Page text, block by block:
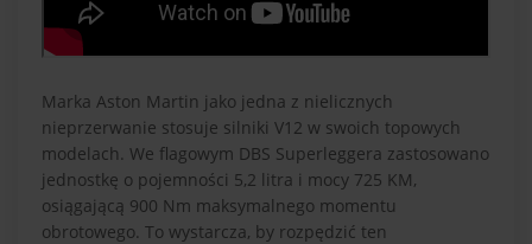
Marka Aston Martin jako jedna z nielicznych
nieprzerwanie stosuje silniki V12 w swoich topowych
modelach. We flagowym DBS Superleggera zastosowano
jednostkę o pojemności 5,2 litra i mocy 725 KM,
osiągającą 900 Nm maksymalnego momentu
obrotowego. To wystarcza, by rozpędzić ten